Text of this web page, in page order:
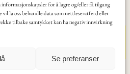
for å lagre og/eller få tilgang
la oss behandle data som nettleseratferd eller
tilbake samtykket kan ha negativ innvirkning
Se preferanser